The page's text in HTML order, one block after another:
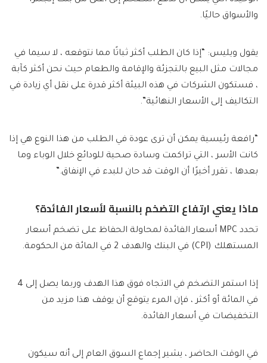
والأسواق حاليًا.
يقول ويليس: “إذا كان الطلب أكثر ثباتًا مما نتوقعه ، لا سيما في
مجالات مثل البيع بالتجزئة والإقامة والطعام حيث نحن أكثر كآبة
، فستكون الشركات في هذه البيئة أكثر قدرة على نقل أي زيادة في
التكاليف إلى الأسعار النهائية”.
“رافعة رئيسية يمكن أن ترى عودة في الطلب من هذا النوع هي إذا
كانت الأسر ، التي تراكمت وسادة صحية للودائع خلال الوباء وما
بعدها ، تقرر أخيرًا أن الوقت قد حان للبدء في الإنفاق.”
ماذا يعني ارتفاع التضخم بالنسبة لأسعار الفائدة؟
تحدد MPC أسعار الفائدة لمحاولة الحفاظ على تضخم أسعار
المستهلك (CPI) في البنك والهدف 2 في المائة من الحكومة.
إذا استمر التضخم في الاتجاه فوق هذا الهدف وربما يصل إلى 4
في المائة أو أكثر ، فإن المرء يتوقع أن يوقف هذا مزيد من
التخفيضات في أسعار الفائدة.
في الوقت الحاضر ، يشير إجماع السوق العام إلى أنه سيكون